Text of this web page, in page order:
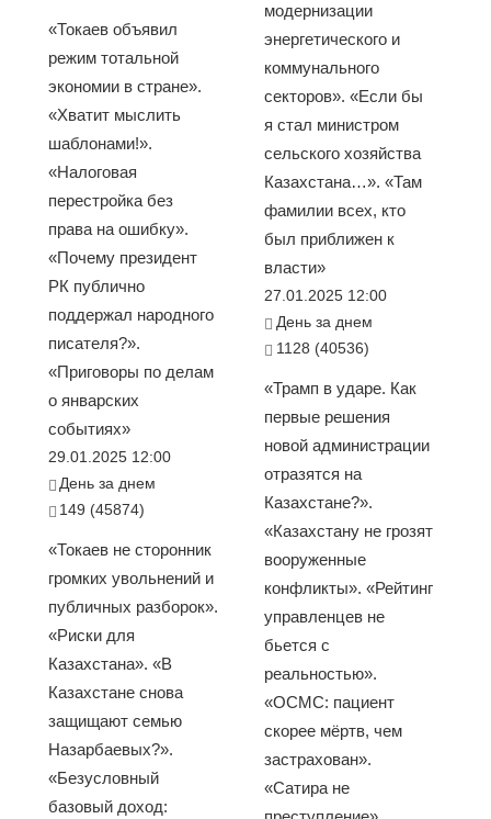
«Токаев объявил
режим тотальной
экономии в стране».
«Хватит мыслить
шаблонами!».
«Налоговая
перестройка без
права на ошибку».
«Почему президент
РК публично
поддержал народного
писателя?».
«Приговоры по делам
о январских
событиях»
29.01.2025 12:00
День за днем
149 (45874)
«Токаев не сторонник
громких увольнений и
публичных разборок».
«Риски для
Казахстана». «В
Казахстане снова
защищают семью
Назарбаевых?».
«Безусловный
базовый доход:
модернизации
энергетического и
коммунального
секторов». «Если бы
я стал министром
сельского хозяйства
Казахстана…». «Там
фамилии всех, кто
был приближен к
власти»
27.01.2025 12:00
День за днем
1128 (40536)
«Трамп в ударе. Как
первые решения
новой администрации
отразятся на
Казахстане?».
«Казахстану не грозят
вооруженные
конфликты». «Рейтинг
управленцев не
бьется с
реальностью».
«ОСМС: пациент
скорее мёртв, чем
застрахован».
«Сатира не